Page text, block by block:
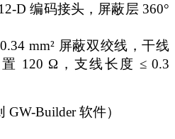
D 编码接头，屏蔽层 360°
mm² 屏蔽双绞线，干线
120 Ω，支线长度 ≤ 0.3
GW-Builder 软件）